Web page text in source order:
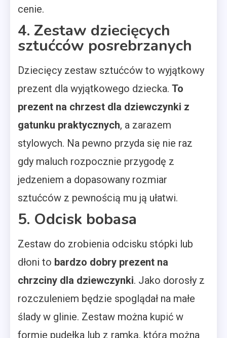
cenie.
4. Zestaw dziecięcych
sztućców posrebrzanych
Dziecięcy zestaw sztućców to wyjątkowy
prezent dla wyjątkowego dziecka. To
prezent na chrzest dla dziewczynki z
gatunku praktycznych, a zarazem
stylowych. Na pewno przyda się nie raz
gdy maluch rozpocznie przygodę z
jedzeniem a dopasowany rozmiar
sztućców z pewnością mu ją ułatwi.
5. Odcisk bobasa
Zestaw do zrobienia odcisku stópki lub
dłoni to bardzo dobry prezent na
chrzciny dla dziewczynki. Jako dorosły z
rozczuleniem będzie spoglądał na małe
ślady w glinie. Zestaw można kupić w
formie pudełka lub z ramką, którą można